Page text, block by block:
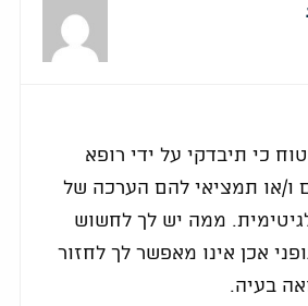
כי תיבדקי על ידי רופא
ו/או תמציאי להם הערכה של
ממה יש לך לחשוש
אכן אינו מאפשר לך לחזור
בעיה.